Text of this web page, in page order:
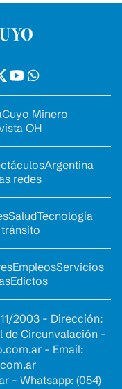
Cuyo Minero
OH
Argentina
redes
SaludTecnología
EmpleosServicios
Edictos
2003 - Dirección:
de Circunvalación -
- Email:
- Whatsapp: (054)